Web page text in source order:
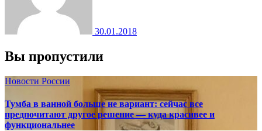
30.01.2018
Вы пропустили
Новости России
Тумба в ванной больше не вариант: сейчас все
предпочитают другое решение — куда красивее и
функциональнее